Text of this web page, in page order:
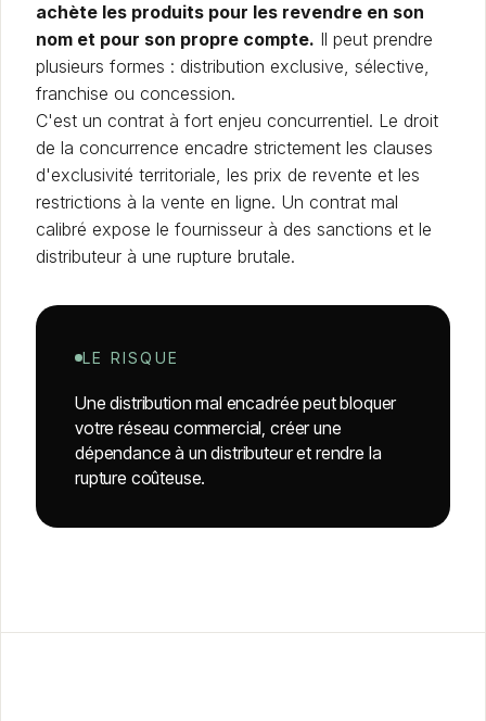
achète les produits pour les revendre en son
nom et pour son propre compte. Il peut prendre
plusieurs formes : distribution exclusive, sélective,
franchise ou concession.
C'est un contrat à fort enjeu concurrentiel. Le droit
de la concurrence encadre strictement les clauses
d'exclusivité territoriale, les prix de revente et les
restrictions à la vente en ligne. Un contrat mal
calibré expose le fournisseur à des sanctions et le
distributeur à une rupture brutale.
LE RISQUE
Une distribution mal encadrée peut bloquer
votre réseau commercial, créer une
dépendance à un distributeur et rendre la
rupture coûteuse.